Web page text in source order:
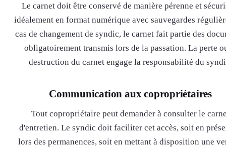
Le carnet doit être conservé de manière pérenne et
idéalement en format numérique avec sauvegardes
cas de changement de syndic, le carnet fait partie des
obligatoirement transmis lors de la passation. La perte
destruction du carnet engage la responsabilité du
Communication aux copropriétaires
Tout copropriétaire peut demander à consulter le
d'entretien. Le syndic doit faciliter cet accès, soit en
lors des permanences, soit en mettant à disposition une